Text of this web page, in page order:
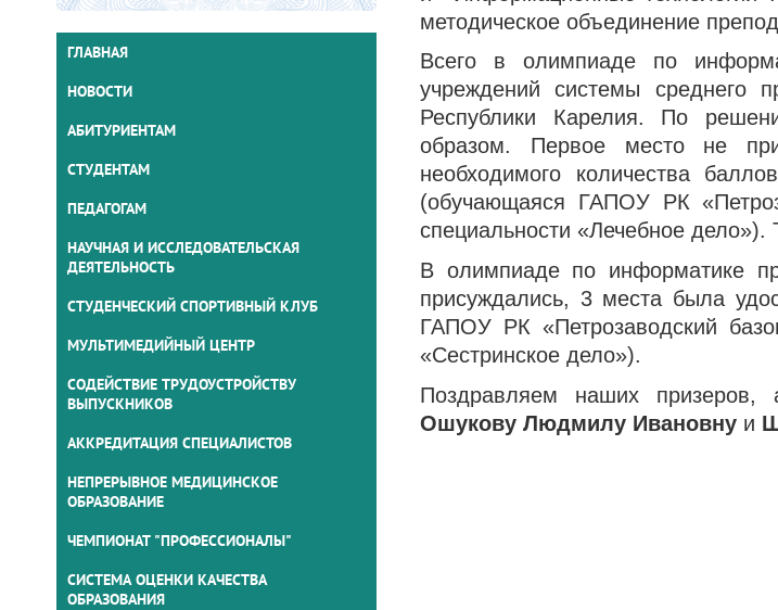
ГЛАВНАЯ
НОВОСТИ
АБИТУРИЕНТАМ
СТУДЕНТАМ
ПЕДАГОГАМ
НАУЧНАЯ И ИССЛЕДОВАТЕЛЬСКАЯ
ДЕЯТЕЛЬНОСТЬ
СТУДЕНЧЕСКИЙ СПОРТИВНЫЙ КЛУБ
МУЛЬТИМЕДИЙНЫЙ ЦЕНТР
СОДЕЙСТВИЕ ТРУДОУСТРОЙСТВУ
ВЫПУСКНИКОВ
АККРЕДИТАЦИЯ СПЕЦИАЛИСТОВ
НЕПРЕРЫВНОЕ МЕДИЦИНСКОЕ
ОБРАЗОВАНИЕ
ЧЕМПИОНАТ "ПРОФЕССИОНАЛЫ"
СИСТЕМА ОЦЕНКИ КАЧЕСТВА
ОБРАЗОВАНИЯ
методическое объединение
Всего в олимпиаде по
учреждений системы среднего
Республики Карелия. По
образом. Первое место не
необходимого количества
(обучающаяся ГАПОУ РК
специальности «Лечебное дело»).
В олимпиаде по информатике
присуждались, 3 места была
ГАПОУ РК «Петрозаводский
«Сестринское дело»).
Поздравляем наших призеров,
Ошукову Людмилу Ивановну и